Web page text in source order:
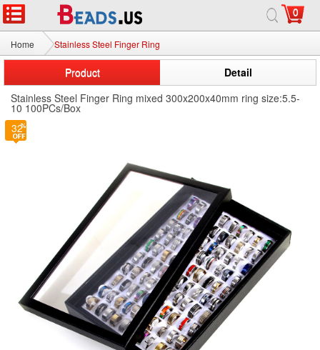
0
Home Stainless Steel Finger Ring
Product
Detail
Stainless Steel Finger Ring mixed 300x200x40mm ring size:5.5-
10 100PCs/Box
32